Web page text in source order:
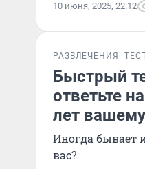
10 июня, 2025, 22:12
РАЗВЛЕЧЕНИЯ
Быстрый
ответьте
лет вашему
Иногда бывает
вас?